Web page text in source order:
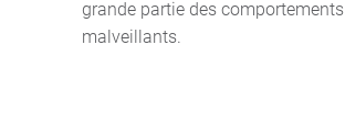
grande partie des comportements
malveillants.